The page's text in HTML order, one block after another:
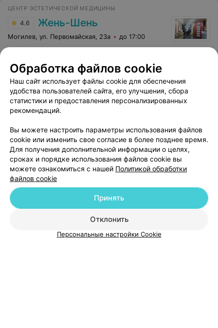
ЦЕНТР ЭСТЕТИЧЕСКОЙ МЕДИЦИНЫ
4.6 Жень-Шень
Могилев, ул. Первомайская, 23а до 17:00
Лазерное удаление
пигментных пятен
Цена по запросу
Отзыв. Подскажите, трихолог у вас появился?
Отзывы
Добавить компанию
Добавить специалиста
Обработка файлов cookie
Наш сайт использует файлы cookie для обеспечения
удобства пользователей сайта, его улучшения, сбора
статистики и предоставления персонализированных
рекомендаций.
Вы можете настроить параметры использования файлов
cookie или изменить свое согласие в более позднее время.
Для получения дополнительной информации о целях,
сроках и порядке использования файлов cookie вы
можете ознакомиться с нашей Политикой обработки
файлов cookie
Отклонить
Принять
Персональные настройки Cookie